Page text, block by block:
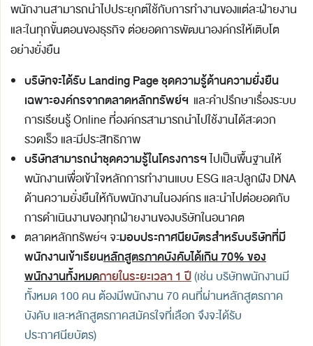
พนักงานสามารถนำไปประยุกต์ใช้กับการทำงานของแต่ละฝ่ายงาน
และในทุกขั้นตอนของธุรกิจ ต่อยอดการพัฒนาองค์กรให้เติบโต
อย่างยั่งยืน
บริษัทจะได้รับ Landing Page ชุดความรู้ด้านความยั่งยืน
เฉพาะองค์กรจากตลาดหลักทรัพย์ฯ และคำปรึกษาเรื่องระบบ
การเรียนรู้ Online ที่องค์กรสามารถนำไปใช้งานได้สะดวก
รวดเร็ว และมีประสิทธิภาพ
บริษัทสามารถนำชุดความรู้ในโครงการฯไปเป็นพื้นฐานให้
พนักงานเพื่อเข้าใจหลักการทำงานแบบ ESG และปลูกฝัง DNA
ด้านความยั่งยืนให้กับพนักงานในองค์กร และนำไปต่อยอดกับ
การดำเนินงานของทุกฝ่ายงานของบริษัทในอนาคต
ตลาดหลักทรัพย์ฯ จะมอบประกาศนียบัตรสำหรับบริษัทที่มี
พนักงานเข้าเรียนหลักสูตรภาคบังคับได้เกิน 70% ของ
พนักงานทั้งหมดภายในระยะเวลา 1 ปี(เช่น บริษัทพนักงานมี
ทั้งหมด 100 คน ต้องมีพนักงาน 70 คนที่ผ่านหลักสูตรภาค
บังคับ และหลักสูตรภาคสมัครใจที่เลือก จึงจะได้รับ
ประกาศนียบัตร)